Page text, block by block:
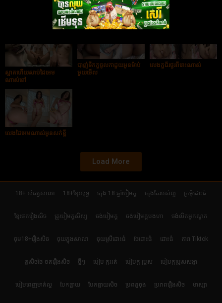
Live ញុកកាដួយអោយបងបង
បងលេងកាដួយអូនស្រួល
ណាស់
បងចុយកាដួយអូនឈឺណាស់
ស្អាតហើយសាប់ដៃអេម
ណាស់ពៅ
បាញ់ទឹកក្ដចូលកាដួយអូនម៉ាប់
មួយមើល
លេងក្ដជ័រថ្ងូរពីរោះណាស់
លេងដៃអេមណាស់អូនសក់ខ្លី
Load More
18+ សិស្សសាលា 18+ខ្មែរសុទ្ធ ក្មេង 18 ឆ្នាំបៀមក្ដ ក្មេងតែរបស់ល្អ ក្រមុំដោះធំ
ខ្មែរថតរឿងសិច គ្រូបៀមក្ដសិស្ស ចង់បៀមក្ដ ចង់បៀមក្តបងហា ចង់លិតអូកណូក
ចុម18+រឿងសិច ចុយក្នុងសាលា ចុយស្រីដោះធំ ចែដោះធំ ដោះធំ តារា Tiktok
តួសិចថៃ ថតរឿងសិច ថ្មីៗ បៀម ក្ដអត់ បៀមក្ដ ប្រុស បៀមក្តប្រុសសង្ហា
បៀមពេញមាត់ល្អ បែកធ្លាយ បែកធ្លាយសិច ប្រពន្ធចុង ប្រភពរឿងសិច ម៉ាស្សា